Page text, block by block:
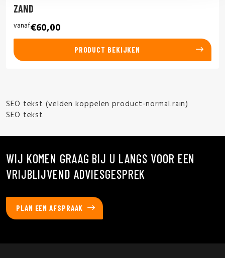
ZAND
vanaf€60,00
PRODUCT BEKIJKEN
SEO tekst (velden koppelen product-normal.rain)
SEO tekst
WIJ KOMEN GRAAG BIJ U LANGS VOOR EEN
VRIJBLIJVEND ADVIESGESPREK
PLAN EEN AFSPRAAK